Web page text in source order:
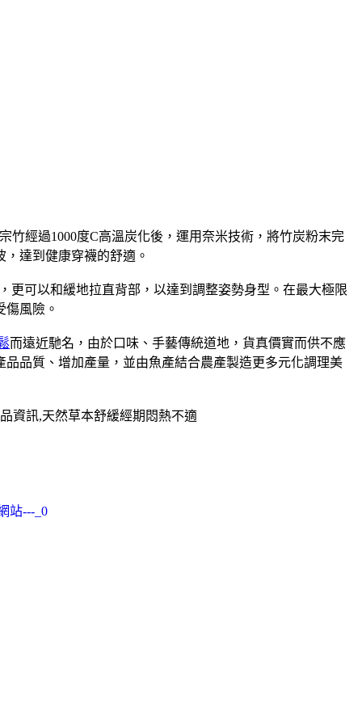
竹經過1000度C高溫炭化後，運用奈米技術，將竹炭粉末完
達到健康穿襪的舒適。
更可以和緩地拉直背部，以達到調整姿勢身型。在最大極限
風險。
而遠近馳名，由於口味、手藝傳統道地，貨真價實而供不應
品質、增加產量，並由魚產結合農產製造更多元化調理美
資訊,天然草本舒緩經期悶熱不適
站---_0